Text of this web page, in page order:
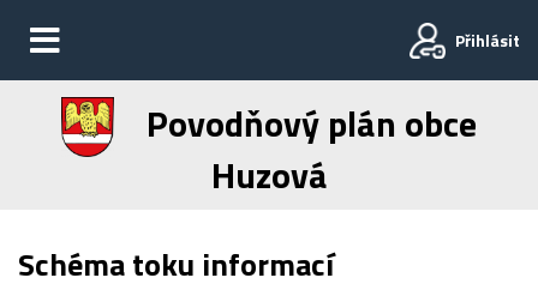
Přihlásit
Povodňový plán obce
Huzová
Schéma toku informací